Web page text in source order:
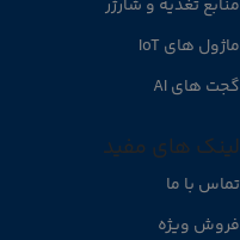
منابع تغذیه و شارژر
ماژول های IoT
گجت های AI
لینک های مفید
تماس با ما
فروش ویژه